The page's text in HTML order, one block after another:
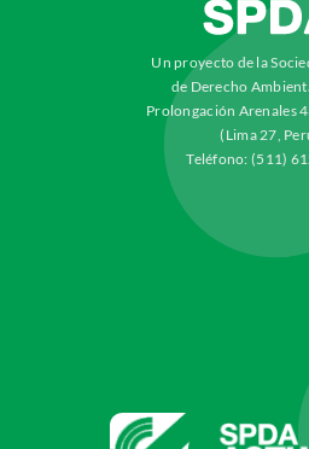
Un proyecto de la
de Derecho
Prolongación Arenales
(Lima 27,
Teléfono: (511)